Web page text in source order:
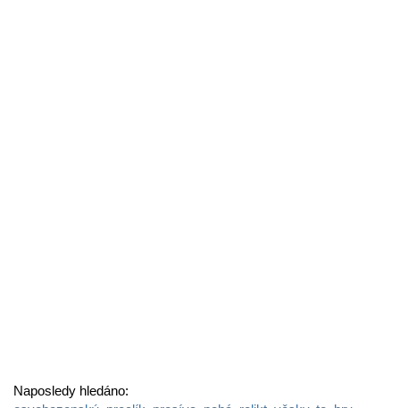
Naposledy hledáno: